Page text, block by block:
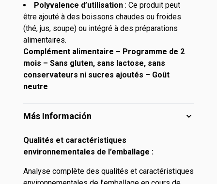
Polyvalence d’utilisation : Ce produit peut
être ajouté à des boissons chaudes ou froides
(thé, jus, soupe) ou intégré à des préparations
alimentaires.
Complément alimentaire – Programme de 2
mois – Sans gluten, sans lactose, sans
conservateurs ni sucres ajoutés – Goût
neutre
Más Información
Qualités et caractéristiques
environnementales de l’emballage :
Analyse complète des qualités et caractéristiques